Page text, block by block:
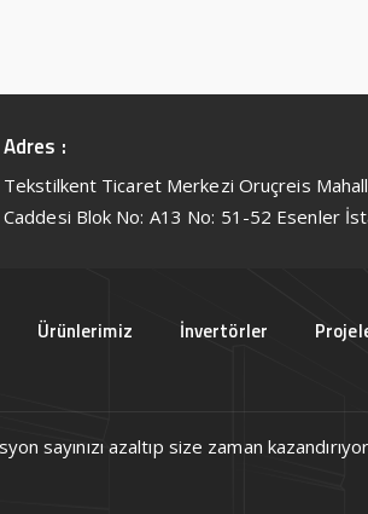
Adres :
Tekstilkent Ticaret Merkezi Oruçreis
Caddesi Blok No: A13 No: 51-52 Esenler
Ürünlerimiz İnvertörler
sayınızı azaltıp size zaman